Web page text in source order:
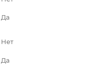
Да
Нет
Да